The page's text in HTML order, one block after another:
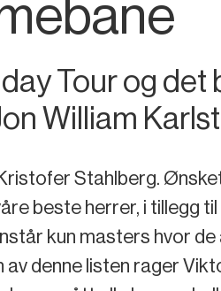
Tour og det
William
Stahlberg.
beste herrer, i tillegg til
kun masters hvor
denne listen rager